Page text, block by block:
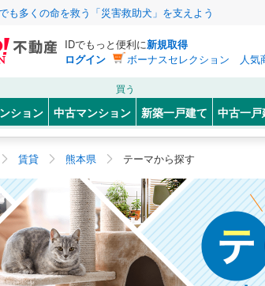
も多くの命を救う「災害救助犬」を支えよう
IDでもっと便利に新規取得
ログイン
ボーナスセレクション 人気
買う
ション 中古マンション 新築一戸建て 中古一戸
賃貸 熊本県 テーマから探す